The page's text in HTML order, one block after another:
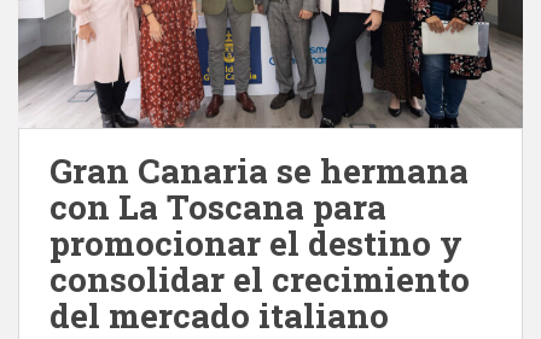
Gran Canaria se hermana
con La Toscana para
promocionar el destino y
consolidar el crecimiento
del mercado italiano